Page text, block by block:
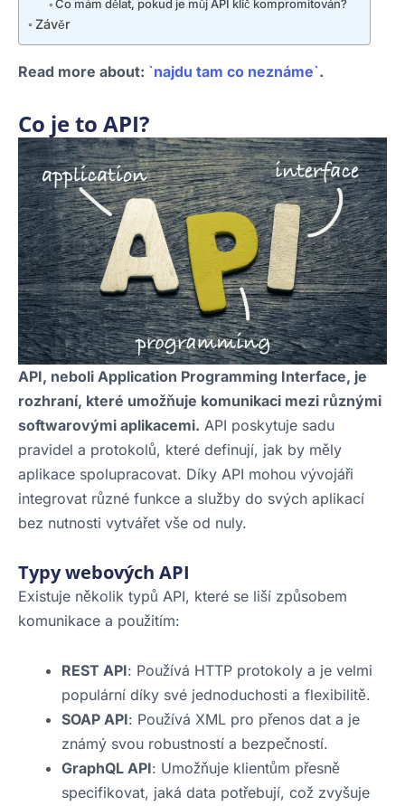
Co mám dělat, pokud je můj API klíč kompromitován?
Závěr
Read more about: `najdu tam co neznáme`.
Co je to API?
API, neboli Application Programming Interface, je
rozhraní, které umožňuje komunikaci mezi různými
softwarovými aplikacemi. API poskytuje sadu
pravidel a protokolů, které definují, jak by měly
aplikace spolupracovat. Díky API mohou vývojáři
integrovat různé funkce a služby do svých aplikací
bez nutnosti vytvářet vše od nuly.
Typy webových API
Existuje několik typů API, které se liší způsobem
komunikace a použitím:
REST API: Používá HTTP protokoly a je velmi
populární díky své jednoduchosti a flexibilitě.
SOAP API: Používá XML pro přenos dat a je
známý svou robustností a bezpečností.
GraphQL API: Umožňuje klientům přesně
specifikovat, jaká data potřebují, což zvyšuje